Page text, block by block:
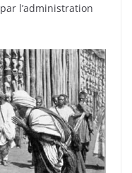
l’administration